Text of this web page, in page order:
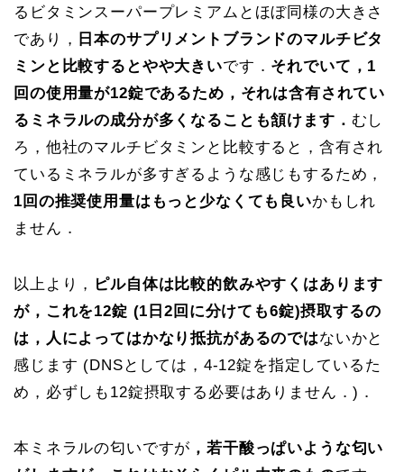
るビタミンスーパープレミアムとほぼ同様の大きさ
であり， 日本のサプリメントブランドのマルチビタ
ミンと比較するとやや大きいです． それでいて，1
回の使用量が12錠であるため，それは含有されてい
るミネラルの成分が多くなることも頷けます． むし
ろ，他社のマルチビタミンと比較すると，含有され
ているミネラルが多すぎるような感じもするため，
1回の推奨使用量はもっと少なくても良いかもしれ
ません．
以上より， ピル自体は比較的飲みやすくはあります
が，これを12錠 (1日2回に分けても6錠)摂取するの
は，人によってはかなり抵抗があるのではないかと
感じます (DNSとしては，4-12錠を指定しているた
め，必ずしも12錠摂取する必要はありません．)．
本ミネラルの匂いですが ，若干酸っぱいような匂い